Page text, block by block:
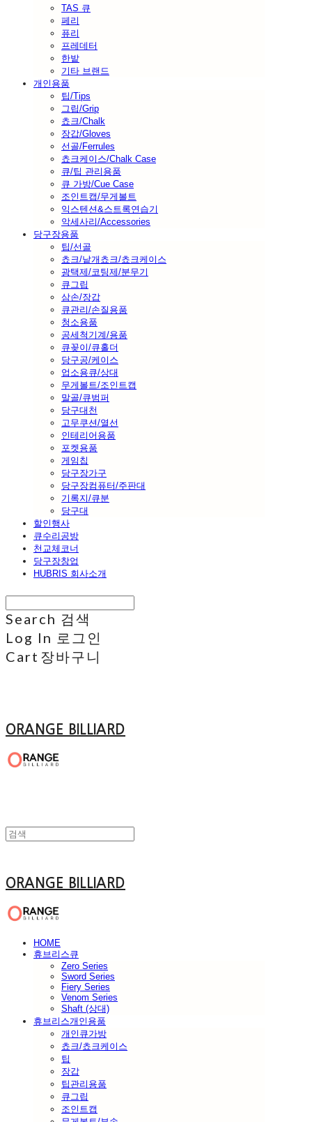
TAS 큐
페리
퓨리
프레데터
한밭
기타 브랜드
개인용품
팁/Tips
그립/Grip
쵸크/Chalk
장갑/Gloves
선골/Ferrules
쵸크케이스/Chalk Case
큐/팁 관리용품
큐 가방/Cue Case
조인트캡/무게볼트
익스텐션&스트록연습기
악세사리/Accessories
당구장용품
팁/선골
쵸크/낱개쵸크/쵸크케이스
광택제/코팅제/분무기
큐그립
삼손/장갑
큐관리/손질용품
청소용품
공세척기계/용품
큐꽂이/큐홀더
당구공/케이스
업소용큐/상대
무게볼트/조인트캡
말골/큐범퍼
당구대천
고무쿠션/열선
인테리어용품
포켓용품
게임칩
당구장가구
당구장컴퓨터/주판대
기록지/큐분
당구대
할인행사
큐수리공방
천교체코너
당구장창업
HUBRIS 회사소개
Search 검색
Log In 로그인
Cart 장바구니
ORANGE BILLIARD
ORANGE BILLIARD
HOME
휴브리스큐
Zero Series
Sword Series
Fiery Series
Venom Series
Shaft (상대)
휴브리스개인용품
개인큐가방
쵸크/쵸크케이스
팁
장갑
팁관리용품
큐그립
조인트캡